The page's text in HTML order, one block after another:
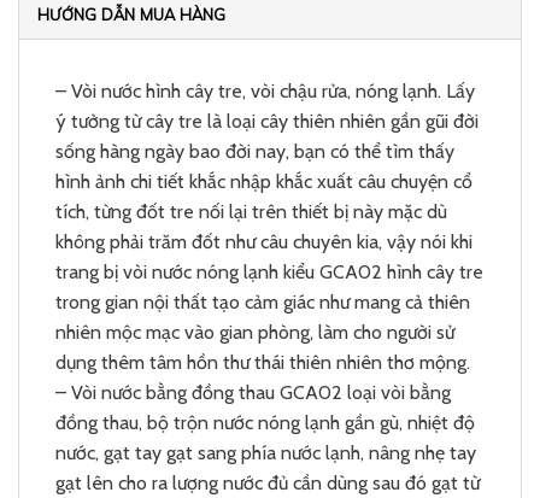
HƯỚNG DẪN MUA HÀNG
– Vòi nước hình cây tre, vòi chậu rửa, nóng lạnh. Lấy
ý tưởng từ cây tre là loại cây thiên nhiên gần gũi đời
sống hàng ngày bao đời nay, bạn có thể tìm thấy
hình ảnh chi tiết khắc nhập khắc xuất câu chuyện cổ
tích, từng đốt tre nối lại trên thiết bị này mặc dù
không phải trăm đốt như câu chuyên kia, vậy nói khi
trang bị vòi nước nóng lạnh kiểu GCA02 hình cây tre
trong gian nội thất tạo cảm giác như mang cả thiên
nhiên mộc mạc vào gian phòng, làm cho người sử
dụng thêm tâm hồn thư thái thiên nhiên thơ mộng.
– Vòi nước bằng đồng thau GCA02 loại vòi bằng
đồng thau, bộ trộn nước nóng lạnh gần gù, nhiệt độ
nước, gạt tay gạt sang phía nước lạnh, nâng nhẹ tay
gạt lên cho ra lượng nước đủ cần dùng sau đó gạt từ